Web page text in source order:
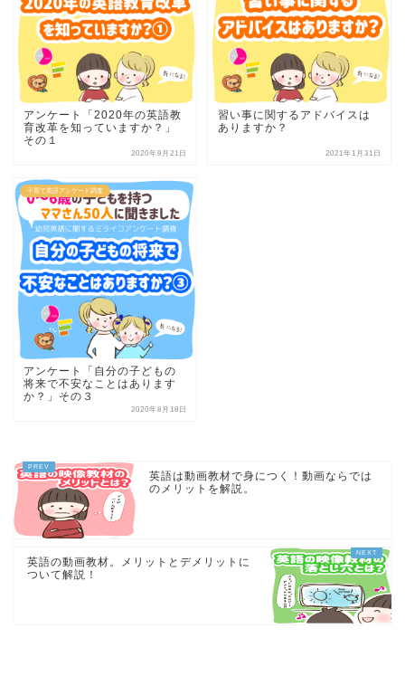
アンケート「2020年の英語教
育改革を知っていますか？」
その１
2020年9月21日
習い事に関するアドバイスは
ありますか？
2021年1月31日
子育て英語アンケート調査
アンケート「自分の子どもの
将来で不安なことはあります
か？」その３
2020年8月18日
英語は動画教材で身につく！動画ならでは
のメリットを解説。
英語の動画教材。メリットとデメリットに
ついて解説！